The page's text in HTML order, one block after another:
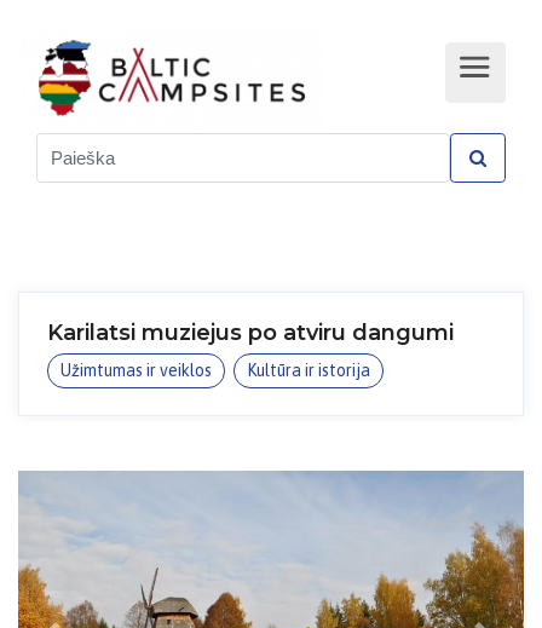
Karilatsi muziejus po atviru dangumi
Užimtumas ir veiklos Kultūra ir istorija